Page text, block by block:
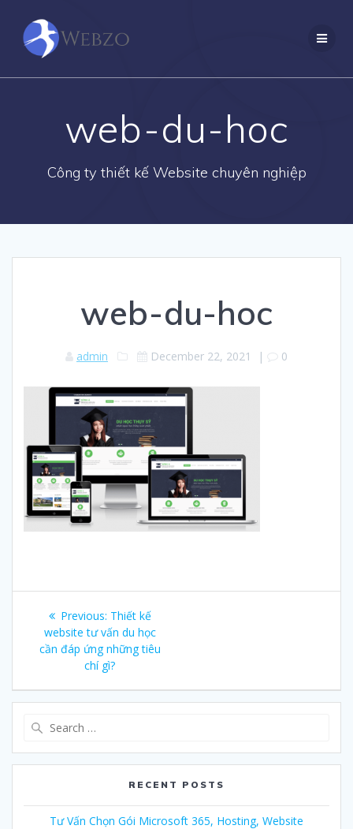
web-du-hoc
Công ty thiết kế Website chuyên nghiệp
web-du-hoc
admin December 22, 2021 | 0
Post
navigation
Previous: Previous
post:
Thiết kế
website tư vấn du học
cần đáp ứng những tiêu
chí gì?
RECENT POSTS
Tư Vấn Chọn Gói Microsoft 365, Hosting, Website